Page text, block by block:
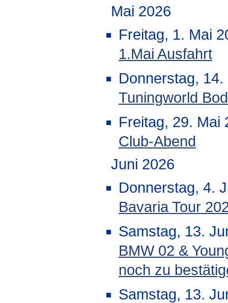
Mai 2026
Freitag, 1. Mai
1.Mai Ausfahrt
Donnerstag,
Tuningworld
Freitag, 29. Mai
Club-Abend
Juni 2026
Donnerstag, 4.
Bavaria Tour
Samstag, 13.
BMW 02 &
noch zu
Samstag, 13.